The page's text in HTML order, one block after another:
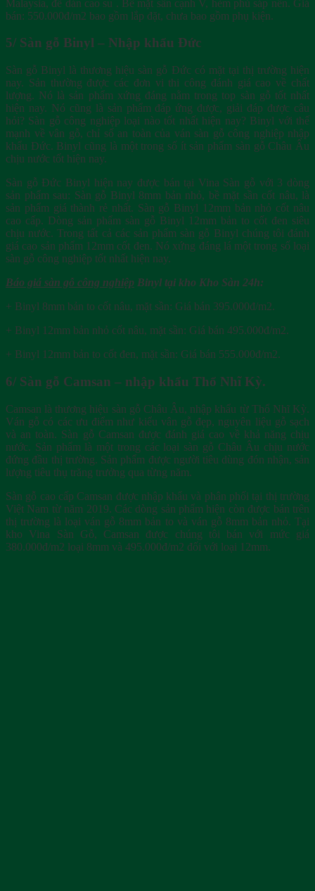
Malaysia, đế dán cao su . Bề mặt sần cạnh V, hèm phủ sáp nến. Giá
bán: 550.000đ/m2 bao gồm lắp đặt, chưa bao gồm phụ kiện.
5/ Sàn gỗ Binyl – Nhập khẩu Đức
Sàn gỗ Binyl là thương hiệu sàn gỗ Đức có mặt tại thị trường hiện
nay. Sản thường được các đơn vi thi công đánh giá cao về chất
lượng. Nó là sản phẩm xứng đáng nằm trong top sàn gỗ tốt nhất
hiện nay. Nó cũng là sản phẩm đáp ứng được, giải đáp được câu
hỏi? Sàn gỗ công nghiệp loại nào tốt nhất hiện nay? Binyl với thế
mạnh về vân gỗ, chỉ số an toàn của ván sàn gỗ công nghiệp nhập
khẩu Đức. Binyl cũng là một trong số ít sản phẩm sàn gỗ Châu Âu
chịu nước tốt hiện nay.
Sàn gỗ Đức Binyl hiện nay được bán tại Vina Sàn gỗ với 3 dòng
sản phẩm sau: Sàn gỗ Binyl 8mm bản nhỏ, bề mặt sần cốt nâu, là
sản phẩm giá thành rẻ nhất. Sàn gỗ Binyl 12mm bản nhỏ cốt nâu
cao cấp. Dòng sản phẩm sàn gỗ Binyl 12mm bản to cốt đen siêu
chịu nước. Trong tất cả các sản phẩm sàn gỗ Binyl chúng tôi đánh
giá cao sản phẩm 12mm cốt đen. Nó xứng đáng lá một trong số loại
sàn gỗ công nghiệp tốt nhất hiện nay.
Báo giá sàn gỗ công nghiệp Binyl tại kho Kho Sàn 24h:
+ Binyl 8mm bản to cốt nâu, mặt sần: Giá bán 395.000đ/m2.
+ Binyl 12mm bản nhỏ cốt nâu, mặt sần: Giá bán 495.000đ/m2.
+ Binyl 12mm bản to cốt đen, mặt sần: Giá bán 555.000đ/m2.
6/ Sàn gỗ Camsan – nhập khẩu Thổ Nhĩ Kỳ.
Camsan là thương hiệu sàn gỗ Châu Âu, nhập khẩu từ Thổ Nhĩ Kỳ.
Ván gỗ có các ưu điểm như kiểu vân gỗ đẹp, nguyên liệu gỗ sạch
và an toàn. Sàn gỗ Camsan được đánh giá cao về khả năng chịu
nước. Sản phẩm là một trong các loại sàn gỗ Châu Âu chịu nước
đứng đầu thị trường. Sản phẩm được người tiêu dùng đón nhận, sản
lượng tiêu thụ trăng trưởng qua từng năm.
Sàn gỗ cao cấp Camsan được nhập khẩu và phân phối tại thị trường
Việt Nam từ năm 2019. Các dòng sản phẩm hiện còn được bán trên
thị trường là loại ván gỗ 8mm bản to và ván gỗ 8mm bản nhỏ. Tại
kho Vina Sàn Gỗ, Camsan được chúng tôi bán với mức giá
380.000đ/m2 loại 8mm và 495.000đ/m2 đối với loại 12mm.